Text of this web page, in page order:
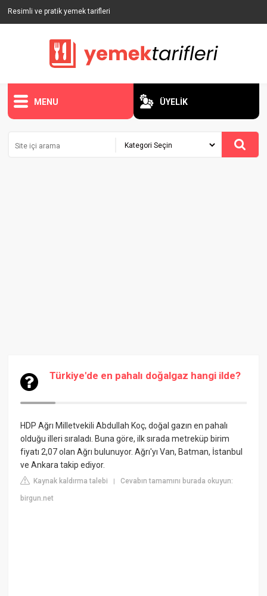
Resimli ve pratik yemek tarifleri
MENU ÜYELİK
Türkiye'de en pahalı doğalgaz hangi ilde?
HDP Ağrı Milletvekili Abdullah Koç, doğal gazın en pahalı
olduğu illeri sıraladı. Buna göre, ilk sırada metreküp birim
fiyatı 2,07 olan Ağrı bulunuyor. Ağrı'yı Van, Batman, İstanbul
ve Ankara takip ediyor.
Kaynak kaldırma talebi |Cevabın tamamını burada okuyun:
birgun.net